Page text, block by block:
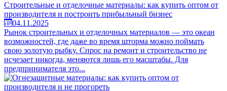
Строительные и отделочные материалы: как купить оптом от
производителя и построить прибыльный бизнес
04.11.2025
Рынок строительных и отделочных материалов — это океан
возможностей, где даже во время шторма можно поймать
свою золотую рыбку. Спрос на ремонт и строительство не
исчезает никогда, меняются лишь его масштабы. Для
предпринимателя это...